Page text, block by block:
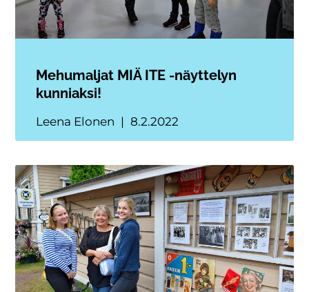
Mehumaljat MIÄ ITE -näyttelyn
kunniaksi!
Leena Elonen 8.2.2022